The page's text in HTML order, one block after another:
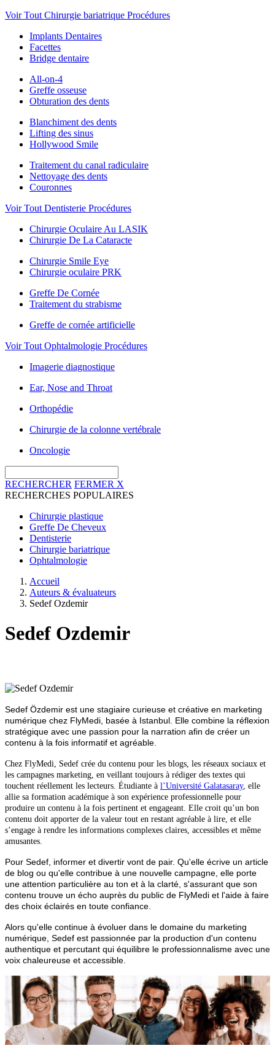
Voir Tout Chirurgie bariatrique Procédures
Implants Dentaires
Facettes
Bridge dentaire
All-on-4
Greffe osseuse
Obturation des dents
Blanchiment des dents
Lifting des sinus
Hollywood Smile
Traitement du canal radiculaire
Nettoyage des dents
Couronnes
Voir Tout Dentisterie Procédures
Chirurgie Oculaire Au LASIK
Chirurgie De La Cataracte
Chirurgie Smile Eye
Chirurgie oculaire PRK
Greffe De Cornée
Traitement du strabisme
Greffe de cornée artificielle
Voir Tout Ophtalmologie Procédures
Imagerie diagnostique
Ear, Nose and Throat
Orthopédie
Chirurgie de la colonne vertébrale
Oncologie
RECHERCHER FERMER X
RECHERCHES POPULAIRES
Chirurgie plastique
Greffe De Cheveux
Dentisterie
Chirurgie bariatrique
Ophtalmologie
Accueil
Auteurs & évaluateurs
Sedef Ozdemir
Sedef Ozdemir
Sedef Özdemir est une stagiaire curieuse et créative en marketing
numérique chez FlyMedi, basée à Istanbul. Elle combine la réflexion
stratégique avec une passion pour la narration afin de créer un
contenu à la fois informatif et agréable.
Chez FlyMedi, Sedef crée du contenu pour les blogs, les réseaux sociaux et
les campagnes marketing, en veillant toujours à rédiger des textes qui
touchent réellement les lecteurs. Étudiante à l’Université Galatasaray, elle
allie sa formation académique à son expérience professionnelle pour
produire un contenu à la fois pertinent et engageant. Elle croit qu’un bon
contenu doit apporter de la valeur tout en restant agréable à lire, et elle
s’engage à rendre les informations complexes claires, accessibles et même
amusantes.
Pour Sedef, informer et divertir vont de pair. Qu'elle écrive un article
de blog ou qu'elle contribue à une nouvelle campagne, elle porte
une attention particulière au ton et à la clarté, s'assurant que son
contenu trouve un écho auprès du public de FlyMedi et l'aide à faire
des choix éclairés en toute confiance.
Alors qu'elle continue à évoluer dans le domaine du marketing
numérique, Sedef est passionnée par la production d'un contenu
authentique et percutant qui équilibre le professionnalisme avec une
voix chaleureuse et accessible.